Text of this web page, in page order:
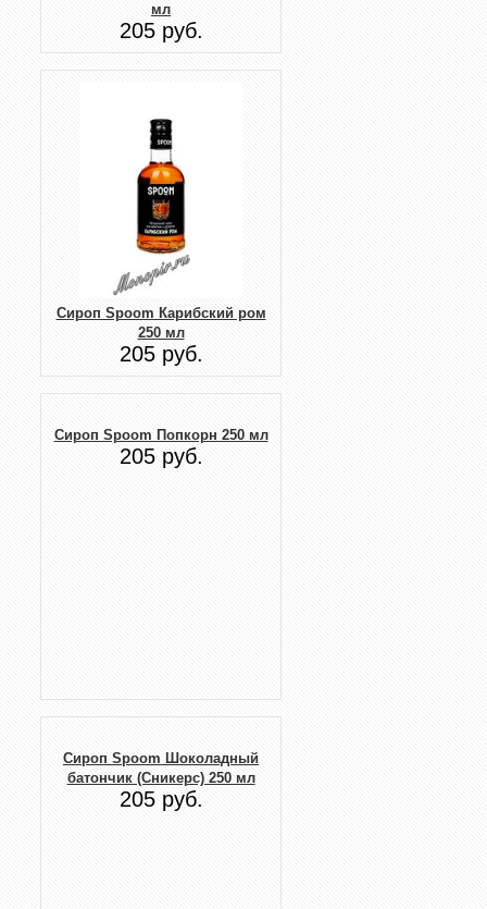
мл
205 руб.
Сироп Spoom Карибский ром
250 мл
205 руб.
Сироп Spoom Попкорн 250 мл
205 руб.
Сироп Spoom Шоколадный
батончик (Сникерс) 250 мл
205 руб.